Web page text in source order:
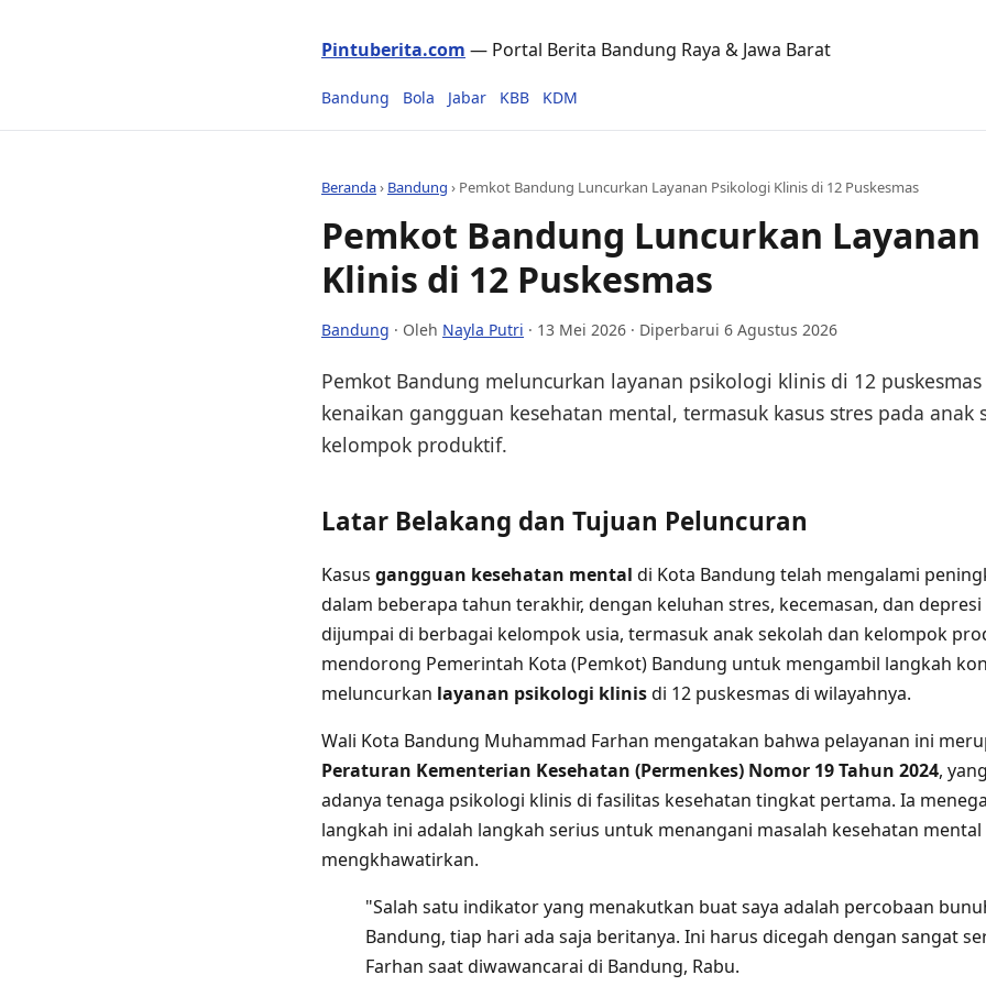
Pintuberita.com — Portal Berita Bandung Raya & Jawa Barat
Bandung Bola Jabar KBB KDM
Beranda› Bandung › Pemkot Bandung Luncurkan Layanan Psikologi Klinis di 12 Puskesmas
Pemkot Bandung Luncurkan
Klinis di 12 Puskesmas
Bandung · Oleh Nayla Putri · 13 Mei 2026 · Diperbarui 6 Agustus 2026
Pemkot Bandung meluncurkan layanan psikologi klinis di 12
kenaikan gangguan kesehatan mental, termasuk kasus stres pada anak
kelompok produktif.
Latar Belakang dan Tujuan Peluncuran
Kasus gangguan kesehatan mental di Kota Bandung telah mengalami
dalam beberapa tahun terakhir, dengan keluhan stres, kecemasan, dan
dijumpai di berbagai kelompok usia, termasuk anak sekolah dan kelompok
mendorong Pemerintah Kota (Pemkot) Bandung untuk mengambil langkah
meluncurkan layanan psikologi klinisdi 12 puskesmas di wilayahnya.
Wali Kota Bandung Muhammad Farhan mengatakan bahwa pelayanan ini
Peraturan Kementerian Kesehatan (Permenkes) Nomor 19 Tahun 2024,
adanya tenaga psikologi klinis di fasilitas kesehatan tingkat pertama. Ia
langkah ini adalah langkah serius untuk menangani masalah kesehatan
mengkhawatirkan.
"Salah satu indikator yang menakutkan buat saya adalah percobaan
Bandung, tiap hari ada saja beritanya. Ini harus dicegah dengan sangat
Farhan saat diwawancarai di Bandung, Rabu.